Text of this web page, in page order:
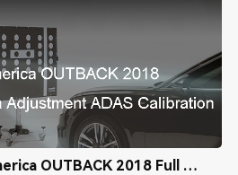
SUBARU North America OUTBACK 2018 Full Camera Adjustment ADAS Calibration